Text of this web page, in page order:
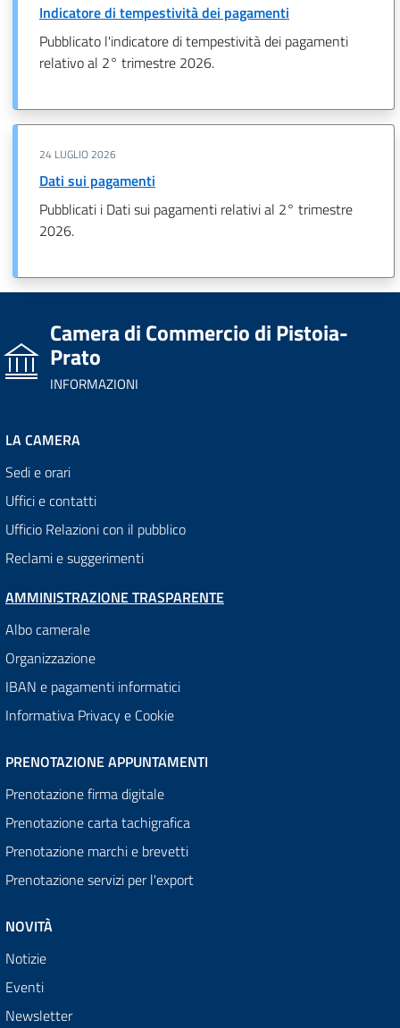
Indicatore di tempestività dei pagamenti
Pubblicato l'indicatore di tempestività dei pagamenti
relativo al 2° trimestre 2026.
24 LUGLIO 2026
Dati sui pagamenti
Pubblicati i Dati sui pagamenti relativi al 2° trimestre
2026.
Camera di Commercio di Pistoia-
Prato
INFORMAZIONI
LA CAMERA
Sedi e orari
Uffici e contatti
Ufficio Relazioni con il pubblico
Reclami e suggerimenti
AMMINISTRAZIONE TRASPARENTE
Albo camerale
Organizzazione
IBAN e pagamenti informatici
Informativa Privacy e Cookie
PRENOTAZIONE APPUNTAMENTI
Prenotazione firma digitale
Prenotazione carta tachigrafica
Prenotazione marchi e brevetti
Prenotazione servizi per l'export
NOVITÀ
Notizie
Eventi
Newsletter